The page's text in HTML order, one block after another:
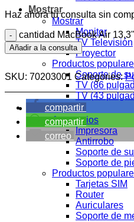
Mostrar
Mostrar
Monitor
TV Televisión
Proyector
Productos
Soporte de
TV (86
TV (43
Accesorios
Accesorios
Impresora
Antirrobo
Soporte de
Soporte de
Productos
Tarjetas SIM
Router
Auriculares
Soporte de
Haz ahora tu consulta sin
cantidad MacBook Air
Añadir a la consulta
SKU: 70203001 Categories:
compartir
compartir
correo